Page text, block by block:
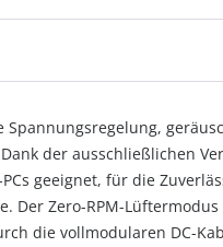
der ausschließlichen
geeignet, für die
Der Zero-RPM-
die vollmodularen DC-